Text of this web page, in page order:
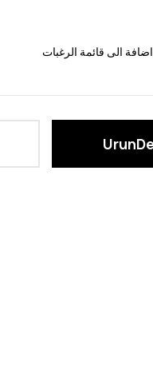
اضافة الى قائمة الرغبات